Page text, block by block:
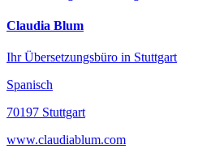
Claudia Blum
Ihr Übersetzungsbüro in Stuttgart
Spanisch
70197 Stuttgart
www.claudiablum.com